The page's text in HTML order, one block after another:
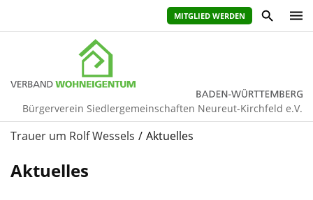
MITGLIED WERDEN
Bürgerverein Siedlergemeinschaften Neureut-Kirchfeld e.V.
Trauer um Rolf Wessels Aktuelles
Aktuelles